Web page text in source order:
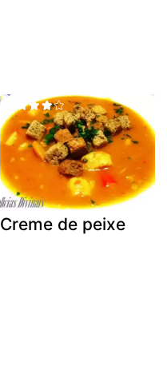
Creme de peixe